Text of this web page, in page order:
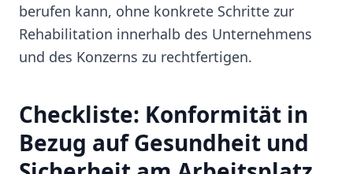
berufen kann, ohne konkrete Schritte zur
Rehabilitation innerhalb des Unternehmens
und des Konzerns zu rechtfertigen.
Checkliste: Konformität in
Bezug auf Gesundheit und